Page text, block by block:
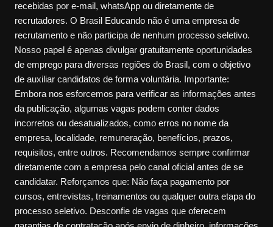
recebidas por e-mail, whatsApp ou diretamente de
recrutadores. O Brasil Educando não é uma empresa de
recrutamento e não participa de nenhum processo seletivo.
Nosso papel é apenas divulgar gratuitamente oportunidades
de emprego para diversas regiões do Brasil, com o objetivo
de auxiliar candidatos de forma voluntária. Importante:
Embora nos esforcemos para verificar as informações antes
da publicação, algumas vagas podem conter dados
incorretos ou desatualizados, como erros no nome da
empresa, localidade, remuneração, benefícios, prazos,
requisitos, entre outros. Recomendamos sempre confirmar
diretamente com a empresa pelo canal oficial antes de se
candidatar. Reforçamos que: Não faça pagamento por
cursos, entrevistas, treinamentos ou qualquer outra etapa do
processo seletivo. Desconfie de vagas que oferecem